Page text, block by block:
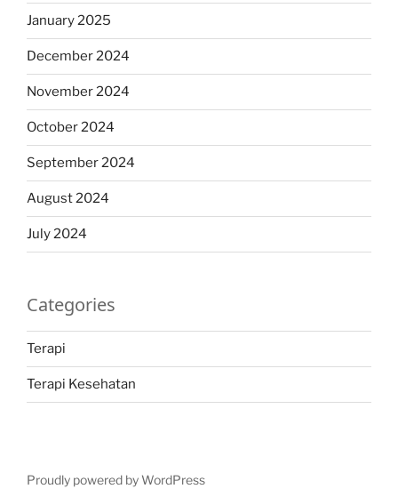
January 2025
December 2024
November 2024
October 2024
September 2024
August 2024
July 2024
Categories
Terapi
Terapi Kesehatan
Proudly powered by WordPress